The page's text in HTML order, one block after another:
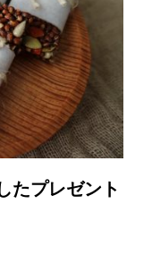
たプレゼント